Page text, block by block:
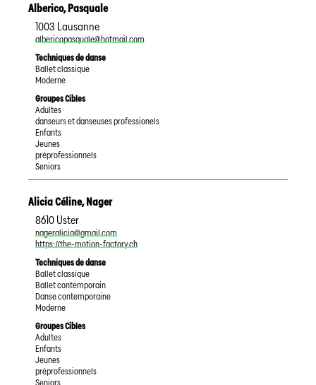
Alberico,Pasquale
1003 Lausanne
albericopasquale@hotmail.com
Techniques de danse
Ballet classique
Moderne
Groupes Cibles
Adultes
danseurs et danseuses professionels
Enfants
Jeunes
préprofessionnels
Seniors
Alicia Céline,Nager
8610 Uster
nageralicia@gmail.com
https://the-motion-factory.ch
Techniques de danse
Ballet classique
Ballet contemporain
Danse contemporaine
Moderne
Groupes Cibles
Adultes
Enfants
Jeunes
préprofessionnels
Seniors